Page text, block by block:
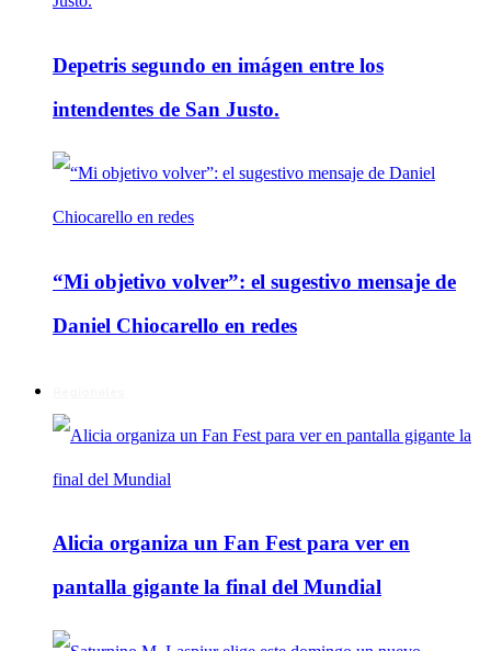
Depetris segundo en imágen entre los
intendentes de San Justo.
“Mi objetivo volver”: el sugestivo mensaje de
Daniel Chiocarello en redes
Alicia organiza un Fan Fest para ver en
pantalla gigante la final del Mundial